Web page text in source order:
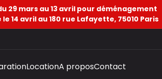
29 mars au 13 avril pour déménagement
14 avril au 180 rue Lafayette, 75010 Paris
LocationA proposContact